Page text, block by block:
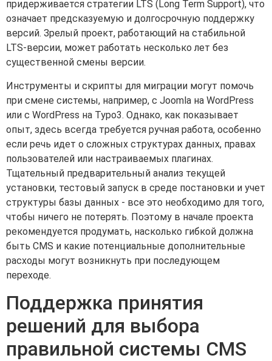
придерживается стратегии LTS (Long Term Support), что
означает предсказуемую и долгосрочную поддержку
версий. Зрелый проект, работающий на стабильной
LTS-версии, может работать несколько лет без
существенной смены версии.
Инструменты и скрипты для миграции могут помочь
при смене системы, например, с Joomla на WordPress
или с WordPress на Typo3. Однако, как показывает
опыт, здесь всегда требуется ручная работа, особенно
если речь идет о сложных структурах данных, правах
пользователей или настраиваемых плагинах.
Тщательный предварительный анализ текущей
установки, тестовый запуск в среде постановки и учет
структуры базы данных - все это необходимо для того,
чтобы ничего не потерять. Поэтому в начале проекта
рекомендуется продумать, насколько гибкой должна
быть CMS и какие потенциальные дополнительные
расходы могут возникнуть при последующем
переходе.
Поддержка принятия
решений для выбора
правильной системы CMS